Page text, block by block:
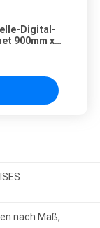
Digital-
900mm x
nach Maß,